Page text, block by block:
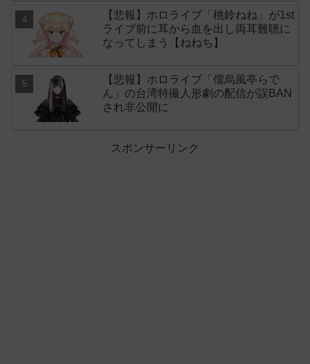
【悲報】ホロライブ「桃鈴ねね」が1st
ライブ前に耳から血を出し両耳難聴に
なってしまう【ねねち】
【悲報】ホロライブ「儒烏風亭らで
ん」の台湾特撮人形劇の配信が誤BAN
され非公開に
スポンサーリンク